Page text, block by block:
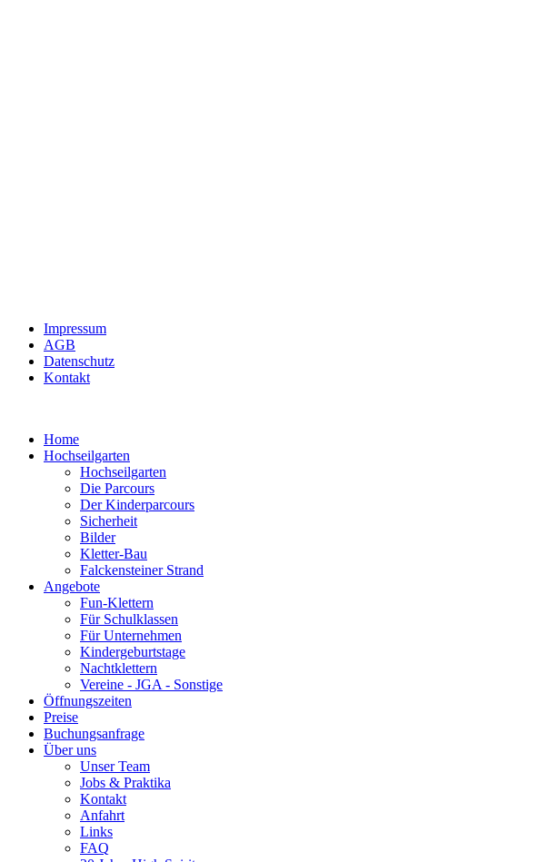
Impressum
AGB
Datenschutz
Kontakt
Home
Hochseilgarten
Hochseilgarten
Die Parcours
Der Kinderparcours
Sicherheit
Bilder
Kletter-Bau
Falckensteiner Strand
Angebote
Fun-Klettern
Für Schulklassen
Für Unternehmen
Kindergeburtstage
Nachtklettern
Vereine - JGA - Sonstige
Öffnungszeiten
Preise
Buchungsanfrage
Über uns
Unser Team
Jobs & Praktika
Kontakt
Anfahrt
Links
FAQ